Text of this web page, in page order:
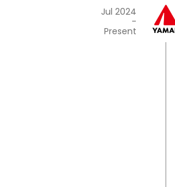
Jul 2024
-
Present